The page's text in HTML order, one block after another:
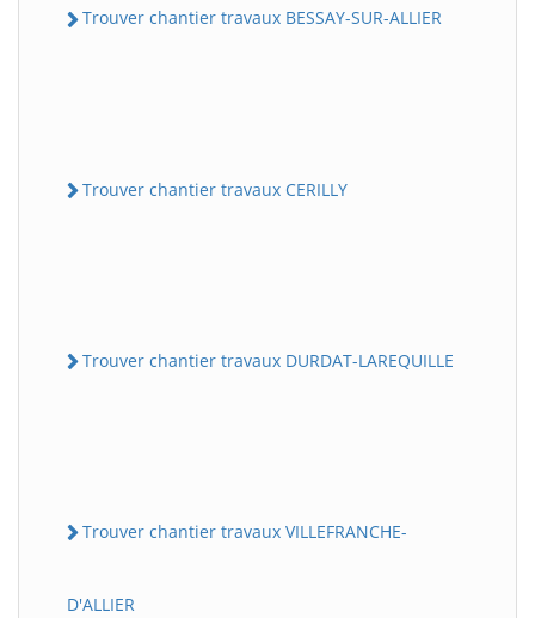
Trouver chantier travaux BESSAY-SUR-ALLIER
Trouver chantier travaux CERILLY
Trouver chantier travaux DURDAT-LAREQUILLE
Trouver chantier travaux VILLEFRANCHE-
D'ALLIER